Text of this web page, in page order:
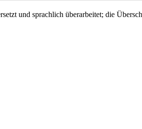
und sprachlich überarbeitet; die